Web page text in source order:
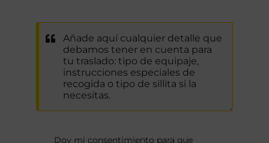
Doy mi consentimiento para que